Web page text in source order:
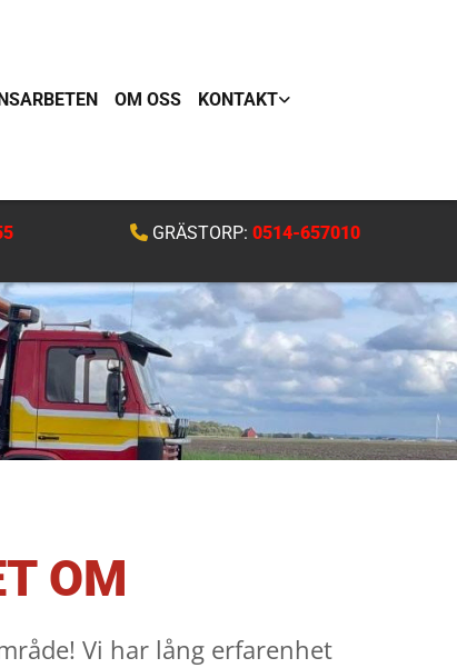
OM OSS KONTAKT
 GRÄSTORP: 0514-657010
OM
Vi har lång erfarenhet